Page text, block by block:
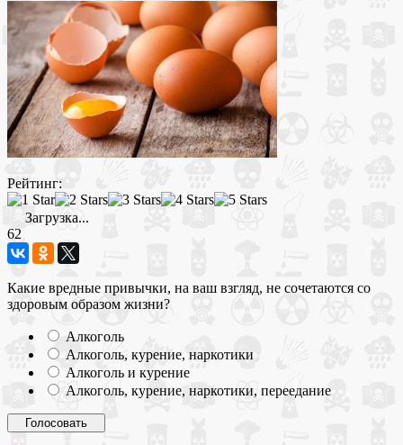
Рейтинг:
Загрузка...
62
Какие вредные привычки, на ваш взгляд, не сочетаются со
здоровым образом жизни?
Алкоголь
Алкоголь, курение, наркотики
Алкоголь и курение
Алкоголь, курение, наркотики, переедание